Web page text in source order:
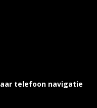
telefoon navigatie